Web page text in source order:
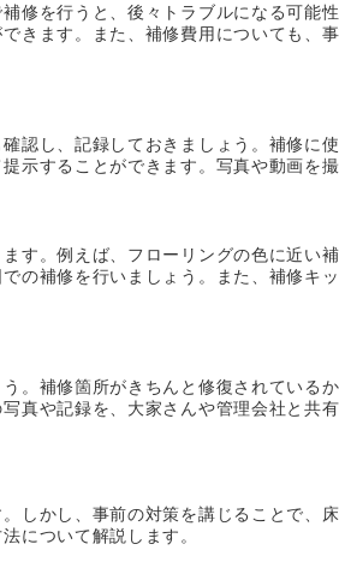
修を行うと、後々トラブルになる可能
きます。また、補修費用についても、
認し、記録しておきましょう。補修に
示することができます。写真や動画を
。例えば、フローリングの色に近い
の補修を行いましょう。また、補修キ
。補修箇所がきちんと修復されている
真や記録を、大家さんや管理会社と共
しかし、事前の対策を講じることで、
について解説します。